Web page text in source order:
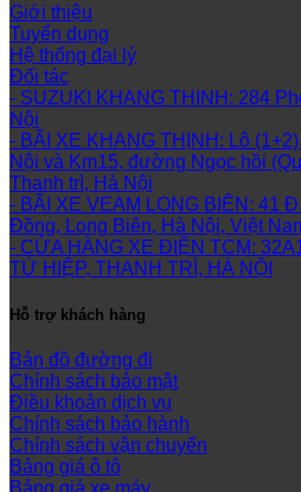
Giới thiệu
Tuyển dụng
Hệ thống đại lý
Đối tác
- SUZUKI KHANG THINH: 284
Nội
- BÃI XE KHANG THỊNH: Lô
Nội và Km15, đường Ngọc hồi
Thanh trì, Hà Nội
- BÃI XE VEAM LONG BIÊN: 41
Đồng, Long Biên, Hà Nội, Việt
- CỬA HÀNG XE ĐIỆN TCM:
TỨ HIỆP, THANH TRÌ, HÀ NỘI
Hỗ trợ khách hàng
Bản đồ đường đi
Chính sách bảo mật
Điều khoản dịch vụ
Chính sách bảo hành
Chính sách vận chuyển
Bảng giá ô tô
Bảng giá xe máy